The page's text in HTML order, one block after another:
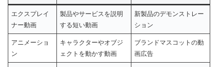
エクスプレイ
ナー動画
製品やサービスを説明
する短い動画
新製品のデモンストレー
ション
アニメーショ
ン
キャラクターやオブジ
ェクトを動かす動画
ブランドマスコットの動
画広告